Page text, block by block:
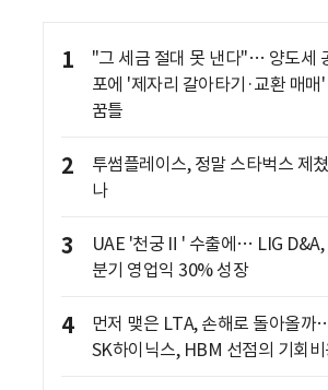
1
"그 세금 절대 못 낸다"… 양도세
포에 '제자리 갈아타기·교환 매매'
꿈틀
2
투썸플레이스, 정말 스타벅스 제쳤
나
3
UAE '천궁Ⅱ' 수출에… LIG D&A,
분기 영업익 30% 성장
4
먼저 맺은 LTA, 손해로 돌아올까
SK하이닉스, HBM 선점의 기회비